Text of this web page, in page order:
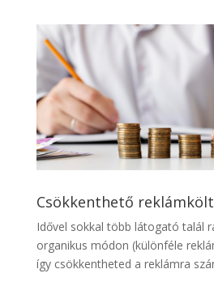
Csökkenthető
Idővel sokkal több látogató talál
organikus módon (különféle
így csökkentheted a reklámra